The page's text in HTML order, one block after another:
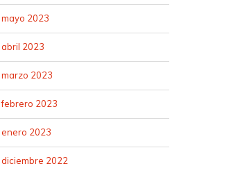
mayo 2023
abril 2023
marzo 2023
febrero 2023
enero 2023
diciembre 2022